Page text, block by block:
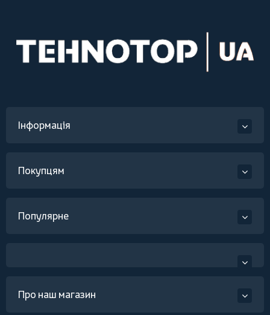
Інформація
Покупцям
Популярне
Про наш магазин